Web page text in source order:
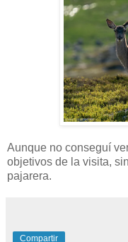
Aunque no conseguí
objetivos de la visita,
pajarera.
Compartir